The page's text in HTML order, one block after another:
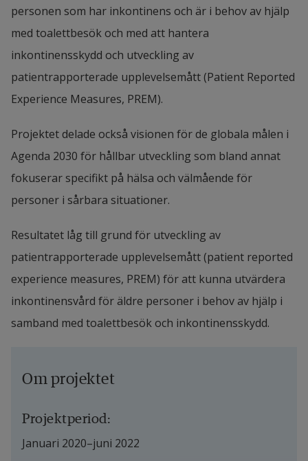
personen som har inkontinens och är i behov av hjälp
med toalettbesök och med att hantera
inkontinensskydd och utveckling av
patientrapporterade upplevelsemått (Patient Reported
Experience Measures, PREM).
Projektet delade också visionen för de globala målen i
Agenda 2030 för hållbar utveckling som bland annat
fokuserar specifikt på hälsa och välmående för
personer i sårbara situationer.
Resultatet låg till grund för utveckling av
patientrapporterade upplevelsemått (patient reported
experience measures, PREM) för att kunna utvärdera
inkontinensvård för äldre personer i behov av hjälp i
samband med toalettbesök och inkontinensskydd.
Om projektet
Projektperiod:
Januari 2020–juni 2022